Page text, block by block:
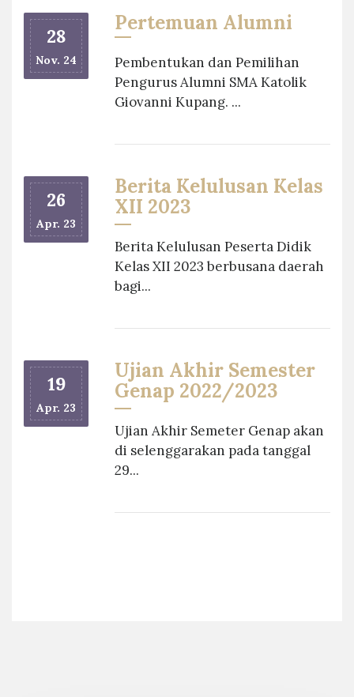
28
Nov. 24
Pertemuan Alumni
Pembentukan dan Pemilihan
Pengurus Alumni SMA Katolik
Giovanni Kupang. ...
26
Apr. 23
Berita Kelulusan Kelas
XII 2023
Berita Kelulusan Peserta Didik
Kelas XII 2023 berbusana daerah
bagi...
19
Apr. 23
Ujian Akhir Semester
Genap 2022/2023
Ujian Akhir Semeter Genap akan
di selenggarakan pada tanggal
29...